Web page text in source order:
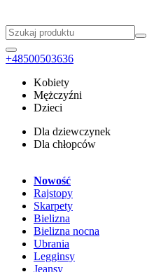
+48500503636
Kobiety
Mężczyźni
Dzieci
Dla dziewczynek
Dla chłopców
Nowość
Rajstopy
Skarpety
Bielizna
Bielizna nocna
Ubrania
Legginsy
Jeansy